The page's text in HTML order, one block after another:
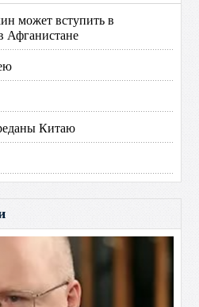
может вступить в
Китаю